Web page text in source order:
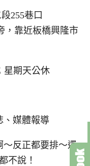
255巷口
，靠近板橋興隆市
星期天公休
、媒體報導
～反正都要排～還
不說！